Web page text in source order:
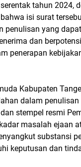
tahun 2024,
isi surat
penulisan yang dapat
dan
penerapan
Kabupaten
dalam penulisan
stempel resmi
masalah ejaan
substansi
keputusan dan